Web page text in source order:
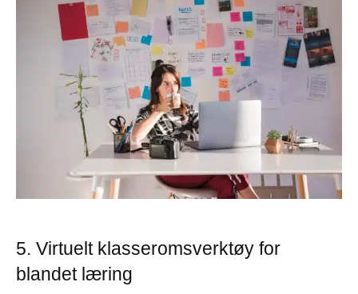
5. Virtuelt klasseromsverktøy for
blandet læring